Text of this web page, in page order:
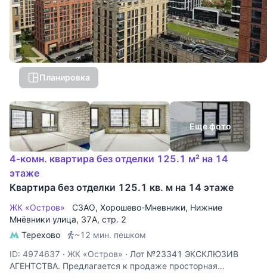
Планировка
Еще фото
4-комн. квартира без отделки 125.1 м² на 14
этаже
Квартира без отделки 125.1 кв. м на 14 этаже
ЖК «Остров» СЗАО, Хорошево-Мневники, Нижние
Мнёвники улица, 37А, стр. 2
Терехово
~12 мин. пешком
ID: 4974637 · ЖК «Остров» · Лот №23341 ЭКСКЛЮЗИВ
АГЕНТСТВА. Предлагается к продаже просторная